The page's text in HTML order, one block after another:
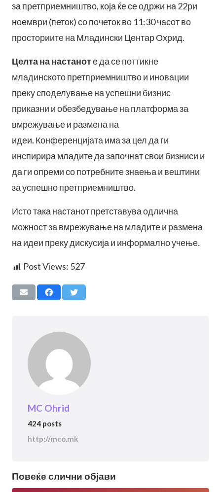
за претприемништво, која ќе се одржи на 22ри
ноември (петок) со почеток во 11:30 часот во
просториите на Младински Центар Охрид.
Целта на настаноте да се поттикне
младинското претприемништво и иновации
преку споделување на успешни бизнис
приказни и обезбедување на платформа за
вмрежување и размена на
идеи. Конференцијата има за цел да ги
инспирира младите да започнат свои бизниси и
да ги опреми со потребните знаења и вештини
за успешно претприемништво.
Исто така настанот претставува одлична
можност за вмрежување на младите и размена
на идеи преку дискусија и информално учење.
Post Views: 527
MC Ohrid
424 posts
http://mco.mk
Повеќе слични објави